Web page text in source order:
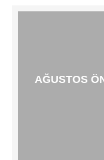
AĞUSTOS